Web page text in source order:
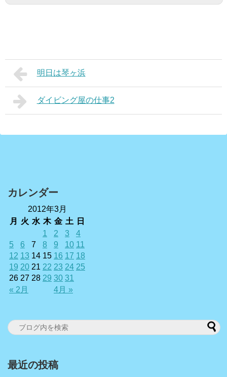
明日は琴ヶ浜
ダイビング屋の仕事2
カレンダー
2012年3月
月
火 水 木 金 土 日
« 2月 4月 »
1 2 3
4
5
6 7 8 9 10 11
12 13 14 15 16 17 18
19 20 21 22 23 24 25
26 27 28 29 30 31
最近の投稿